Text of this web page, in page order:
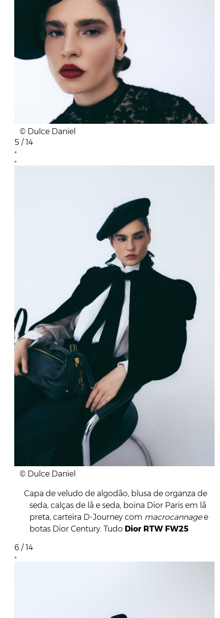
© Dulce Daniel
5 / 14
© Dulce Daniel
Capa de veludo de algodão, blusa de organza de
seda, calças de lã e seda, boina Dior Paris em lã
preta, carteira D-Journey com macrocannagee
botas Dior Century. Tudo Dior RTW FW25
6 / 14